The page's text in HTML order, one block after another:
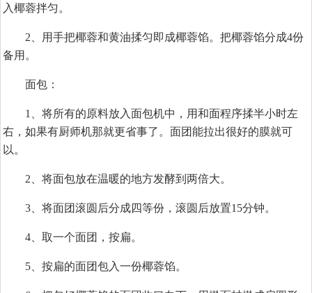
入椰蓉拌匀。
2、用手把椰蓉和黄油揉匀即成椰蓉馅。把椰蓉馅分成4份
备用。
面包：
1、将所有的原料放入面包机中，用和面程序揉半小时左
右，如果有厨师机那就更省事了。面团能拉出很好的膜就可
以。
2、将面包放在温暖的地方发酵到两倍大。
3、将面团滚圆后分成四等份，滚圆后放置15分钟。
4、取一个面团，按扁。
5、按扁的面团包入一份椰蓉馅。